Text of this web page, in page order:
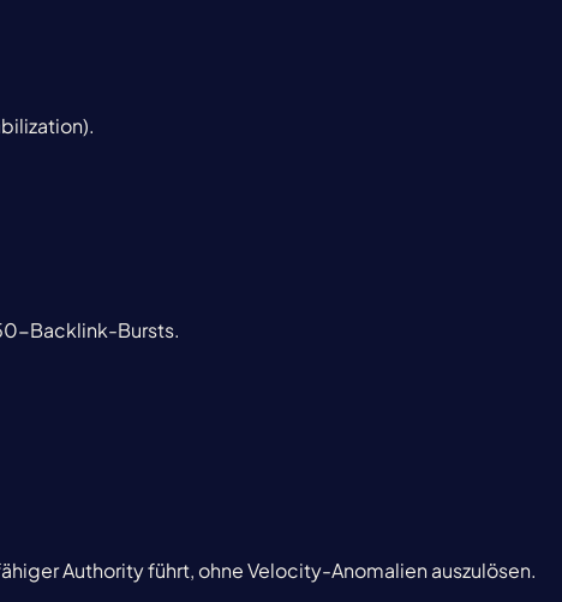
Backlink-Bursts.
Authority führt, ohne Velocity-Anomalien auszulösen.